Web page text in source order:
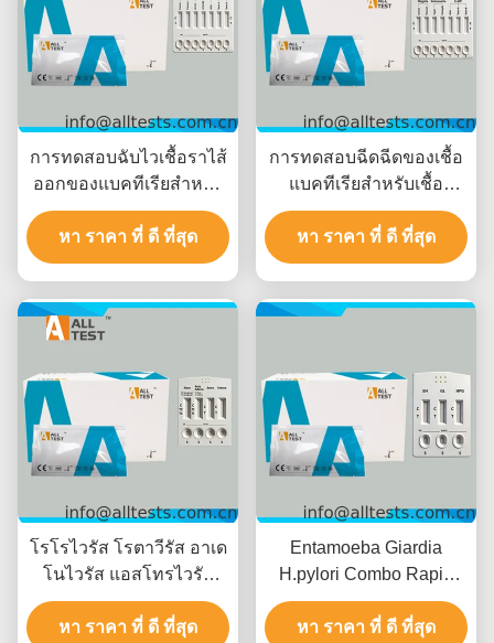
การทดสอบฉับไวเชื้อราไส้
ออกของแบคทีเรียสําหรับ
Shigella/Cholerae/C.diff
ด้วยเวลาอ่าน 10 นาที, มี
ใบรับรอง CE และมีความ
หา ราคา ที่ ดี ที่สุด
การทดสอบฉีดฉีดของเชื้อ
แบคทีเรียสําหรับเชื้อ
Shigella/Salmonella/C.diff
ด้วยผลผลที่รวดเร็วใน 10
นาที ความแม่นยําสูงและ
หา ราคา ที่ ดี ที่สุด
โรโรไวรัส โรตาวีรัส อาเด
โนไวรัส แอสโทรไวรัส
เอ็นเตโรไวรัส คอมโบ ทด
สอบเร็วสําหรับโรคติดต่อ
หา ราคา ที่ ดี ที่สุด
Entamoeba Giardia
H.pylori Combo Rapid
Test สําหรับผลการทดสอบ
ที่รวดเร็วภายใน 10 นาที
หา ราคา ที่ ดี ที่สุด